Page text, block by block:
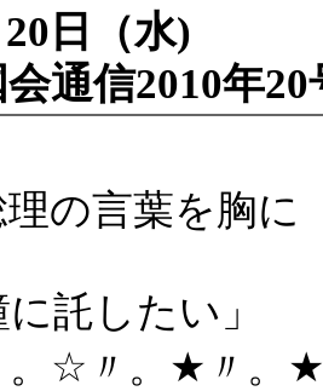
日（水)
通信2010年
の言葉を胸に
に託したい」
☆〃。★〃。